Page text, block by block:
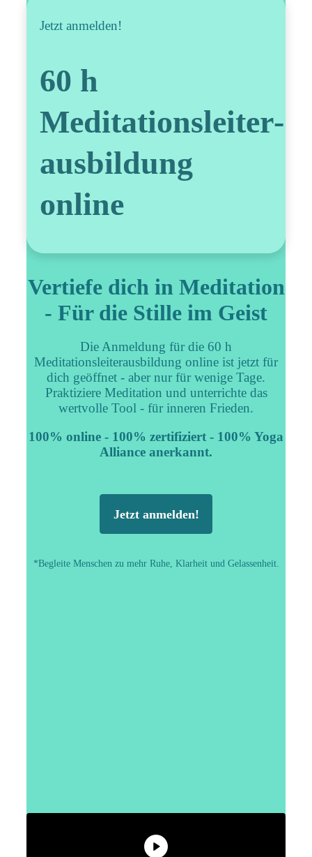
Jetzt anmelden!
60 h
Meditationsleiter­
ausbildung
online
Vertiefe dich in Meditation
- Für die Stille im Geist
Die Anmeldung für die 60 h
Meditationsleiterausbildung online ist jetzt für
dich geöffnet - aber nur für wenige Tage.
Praktiziere Meditation und unterrichte das
wertvolle Tool - für inneren Frieden.
100% online - 100% zertifiziert - 100% Yoga
Alliance anerkannt.
Jetzt anmelden!
*Begleite Menschen zu mehr Ruhe, Klarheit und Gelassenheit.